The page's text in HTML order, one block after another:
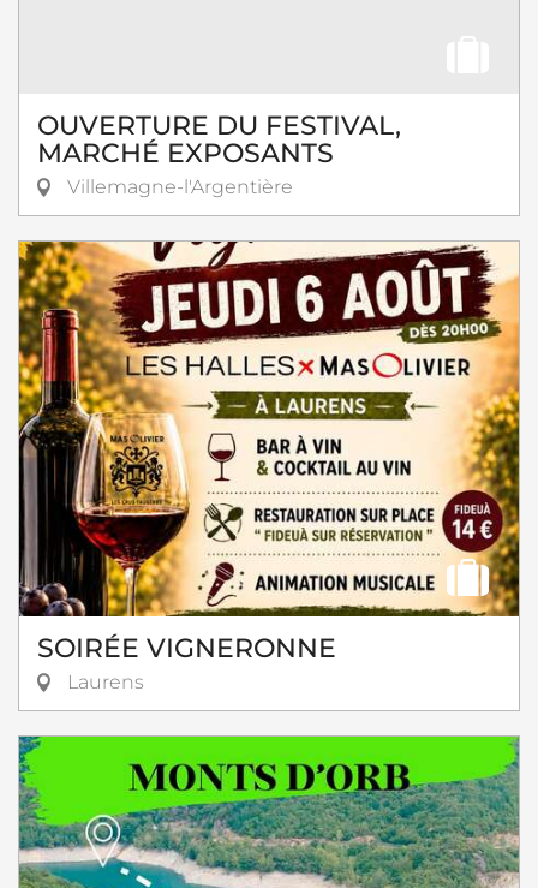
OUVERTURE DU FESTIVAL,
MARCHÉ EXPOSANTS
Villemagne-l'Argentière
SOIRÉE VIGNERONNE
Laurens